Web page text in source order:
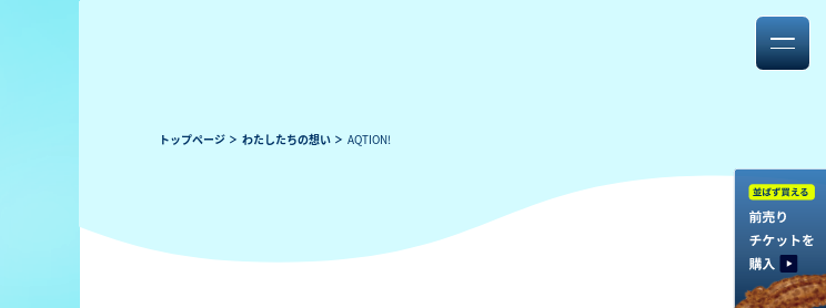
トップページ わたしたちの想い AQTION!